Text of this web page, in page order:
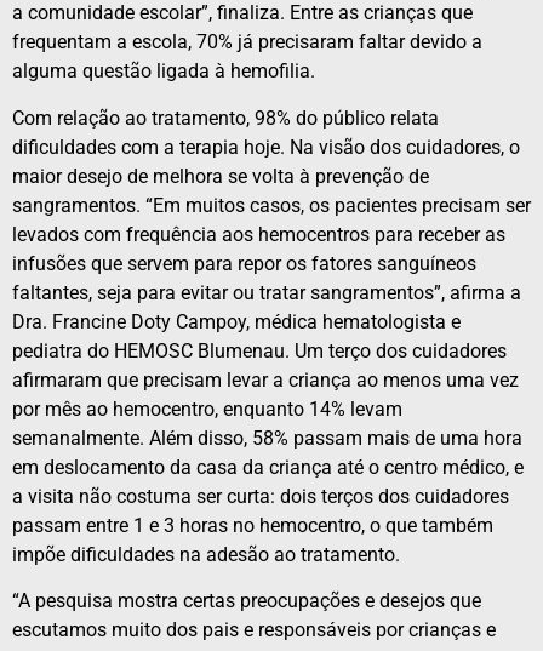
a comunidade escolar”, finaliza. Entre as crianças que
frequentam a escola, 70% já precisaram faltar devido a
alguma questão ligada à hemofilia.
Com relação ao tratamento, 98% do público relata
dificuldades com a terapia hoje. Na visão dos cuidadores, o
maior desejo de melhora se volta à prevenção de
sangramentos. “Em muitos casos, os pacientes precisam ser
levados com frequência aos hemocentros para receber as
infusões que servem para repor os fatores sanguíneos
faltantes, seja para evitar ou tratar sangramentos”, afirma a
Dra. Francine Doty Campoy, médica hematologista e
pediatra do HEMOSC Blumenau. Um terço dos cuidadores
afirmaram que precisam levar a criança ao menos uma vez
por mês ao hemocentro, enquanto 14% levam
semanalmente. Além disso, 58% passam mais de uma hora
em deslocamento da casa da criança até o centro médico, e
a visita não costuma ser curta: dois terços dos cuidadores
passam entre 1 e 3 horas no hemocentro, o que também
impõe dificuldades na adesão ao tratamento.
“A pesquisa mostra certas preocupações e desejos que
escutamos muito dos pais e responsáveis por crianças e